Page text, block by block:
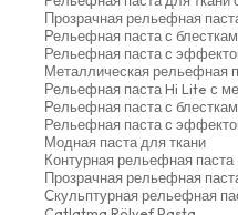
Прозрачная рельефная
Рельефная паста с
Рельефная паста с
Металлическая рельефная
Рельефная паста Hi Lite с
Рельефная паста с
Рельефная паста с
Модная паста для ткани
Контурная рельефная паста
Прозрачная рельефная
Скульптурная рельефная